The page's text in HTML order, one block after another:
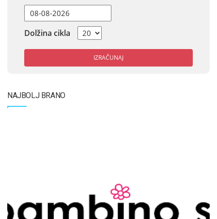
Dolžina cikla
IZRAČUNAJ
NAJBOLJ BRANO